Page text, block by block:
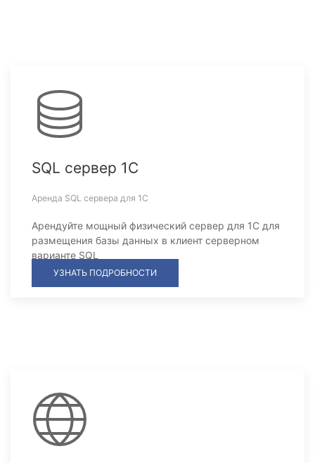
SQL сервер 1С
Аренда SQL сервера для 1С
Арендуйте мощный физический сервер для 1С для
размещения базы данных в клиент серверном
варианте SQL
УЗНАТЬ ПОДРОБНОСТИ